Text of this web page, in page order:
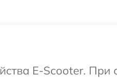
E-Scooter. При